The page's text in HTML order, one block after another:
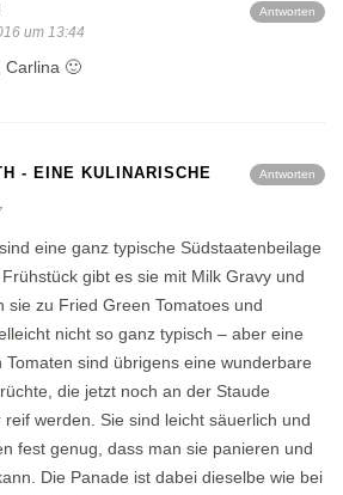
Antworten
um 13:44
Carlina 🙂
Antworten
- EINE KULINARISCHE
eine ganz typische Südstaatenbeilage
gibt es sie mit Milk Gravy und
sie zu Fried Green Tomatoes und
nicht so ganz typisch – aber eine
sind übrigens eine wunderbare
die jetzt noch an der Staude
werden. Sie sind leicht säuerlich und
fest genug, dass man sie panieren und
Die Panade ist dabei dieselbe wie bei